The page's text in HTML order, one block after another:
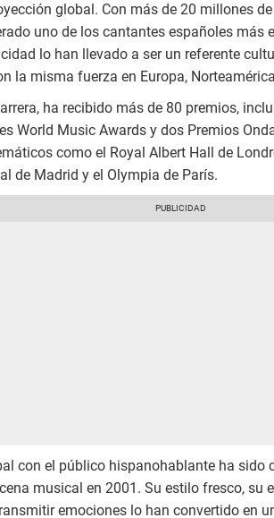
global. Con más de 20 millones
uno de los cantantes españoles más
lo han llevado a ser un referente
la misma fuerza en Europa,
ha recibido más de 80 premios,
World Music Awards y dos Premios
como el Royal Albert Hall de
de Madrid y el Olympia de París.
con el público hispanohablante ha sido
musical en 2001. Su estilo fresco, su
emociones lo han convertido en